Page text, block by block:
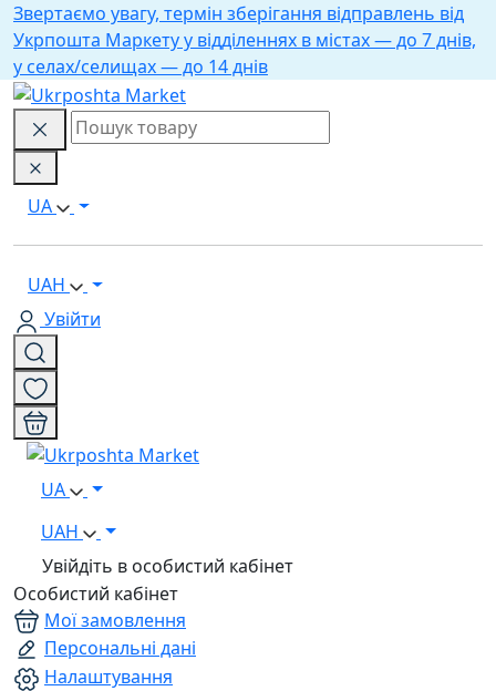
Звертаємо увагу, термін зберігання відправлень від
Укрпошта Маркету у відділеннях в містах — до 7 днів,
у селах/селищах — до 14 днів
UA
UAH
Увійти
UA
UAH
Увійдіть в особистий кабінет
Особистий кабінет
Мої замовлення
Персональні дані
Налаштування